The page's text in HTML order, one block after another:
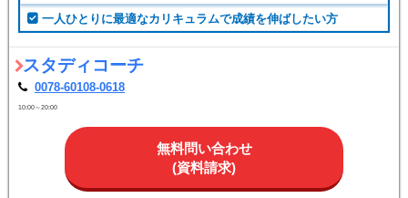
一人ひとりに最適なカリキュラムで成績を伸ばしたい方
スタディコーチ
0078-60108-0618
10:00～20:00
無料問い合わせ
(資料請求)